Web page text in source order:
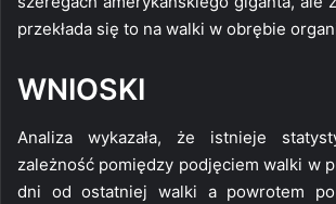
przekłada się to na walki w obrębie
WNIOSKI
Analiza wykazała, że istnieje
zależność pomiędzy podjęciem walki w
dni od ostatniej walki a powrotem